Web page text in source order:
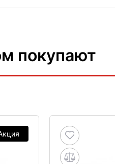
покупают